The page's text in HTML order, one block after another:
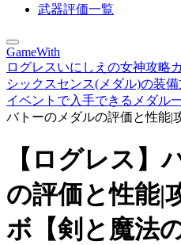
武器評価一覧
GameWith
ログレスいにしえの女神攻略
シックスセンス(メダル)の装
イベントで入手できるメダル
バトーのメダルの評価と性能|
【ログレス】
の評価と性能|
ボ【剣と魔法